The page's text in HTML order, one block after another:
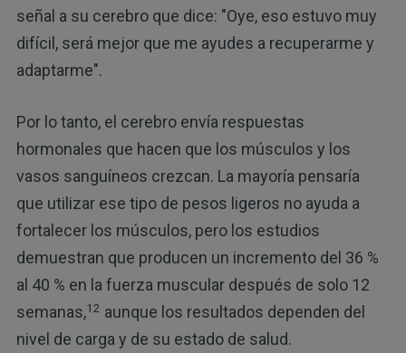
señal a su cerebro que dice: "Oye, eso estuvo muy
difícil, será mejor que me ayudes a recuperarme y
adaptarme".
Por lo tanto, el cerebro envía respuestas
hormonales que hacen que los músculos y los
vasos sanguíneos crezcan. La mayoría pensaría
que utilizar ese tipo de pesos ligeros no ayuda a
fortalecer los músculos, pero los estudios
demuestran que producen un incremento del 36 %
al 40 % en la fuerza muscular después de solo 12
semanas,12 aunque los resultados dependen del
nivel de carga y de su estado de salud.